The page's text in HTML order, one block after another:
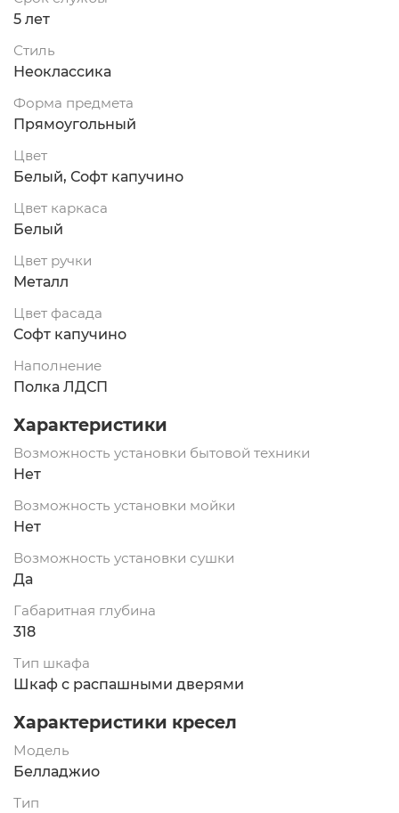
5 лет
Стиль
Неоклассика
Форма предмета
Прямоугольный
Цвет
Белый, Софт капучино
Цвет каркаса
Белый
Цвет ручки
Металл
Цвет фасада
Софт капучино
Наполнение
Полка ЛДСП
Характеристики
Возможность установки бытовой техники
Нет
Возможность установки мойки
Нет
Возможность установки сушки
Да
Габаритная глубина
318
Тип шкафа
Шкаф с распашными дверями
Характеристики кресел
Модель
Белладжио
Тип